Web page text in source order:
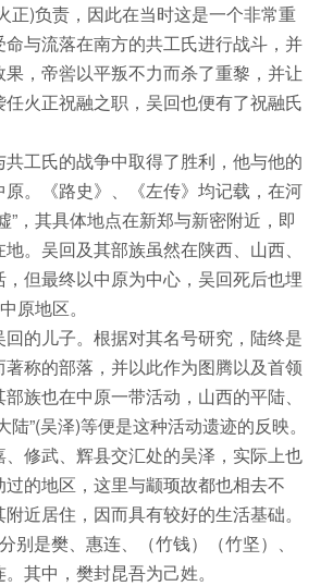
正)负责，因此在当时这是一个非常重
与流落在南方的共工氏进行战斗，并
，帝喾以平叛不力而杀了重黎，并让
火正祝融之职，吴回也便有了祝融氏
工氏的战争中取得了胜利，他与他的
。《路史》、《左传》均记载，在河
”，其具体地点在新郑与新密附近，即
。吴回及其部族虽然在陕西、山西、
但最终以中原为中心，吴回死后也埋
原地区。
的儿子。根据对其名号研究，陆终是
称的部落，并以此作为图腾以及首领
族也在中原一带活动，山西的平陆、
陆”(吴泽)等便是这种活动遗迹的反映。
修武、辉县交汇处的吴泽，实际上也
的地区，这里与颛顼故都也相去不
近居住，因而具有较好的生活基础。
是樊、惠连、（竹钱）（竹坚）、
其中，樊封昆吾为己姓。